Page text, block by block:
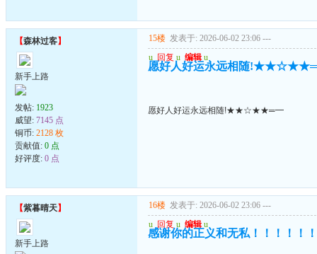
【森林过客】
新手上路
发帖: 1923
威望: 7145 点
铜币: 2128 枚
贡献值: 0 点
好评度: 0 点
15楼 发表于: 2026-06-02 23:06 ---
u 回复 u 编辑 u
愿好人好运永远相随
愿好人好运永远相随!★★☆★★═━
【紫暮晴天】
新手上路
16楼 发表于: 2026-06-02 23:06 ---
u 回复 u 编辑 u
感谢你的正义和无私！！！！！！